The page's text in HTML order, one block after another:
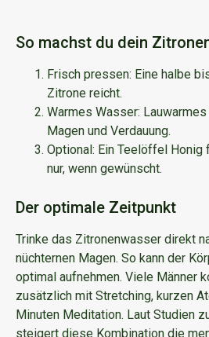
So machst du dein
Frisch pressen: Eine halbe
Zitrone reicht.
Warmes Wasser:
Magen und Verdauung.
Optional: Ein Teelöffel Honig
nur, wenn gewünscht.
Der optimale Zeitpunkt
Trinke das Zitronenwasser direkt
nüchternen Magen. So kann der
optimal aufnehmen. Viele Männer
zusätzlich mit Stretching, kurzen
Minuten Meditation. Laut Studien
steigert diese Kombination die